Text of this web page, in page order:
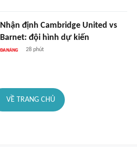
Nhận định Cambridge United vs
Barnet: đội hình dự kiến
28 phút
VỀ TRANG CHỦ